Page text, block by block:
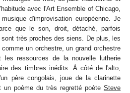
avec l'Art Ensemble of Chicago,
d'improvisation européenne. Je
que le son, droit, détaché, parfois
très proches des siens. De plus, les
un orchestre, un grand orchestre
les ressources de la nouvelle lutherie
des timbres inédits. À côté de l'alto,
père congolais, joue de la clarinette
un poème du très regretté poèteSteve